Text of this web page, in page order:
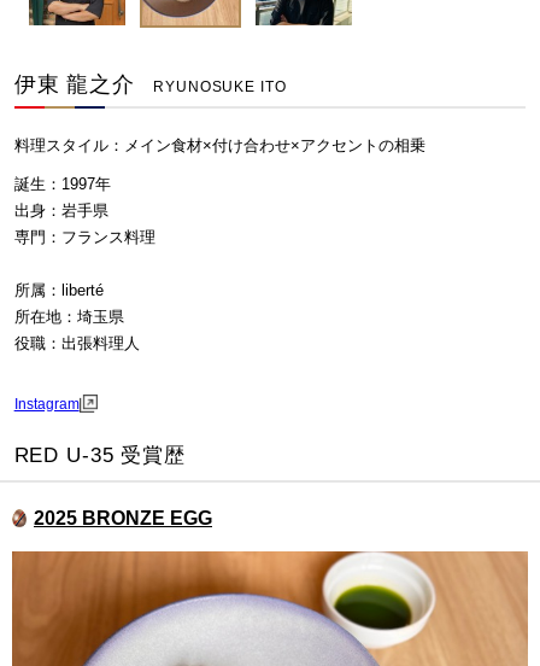
伊東 龍之介 RYUNOSUKE ITO
料理スタイル： メイン食材×付け合わせ×アクセントの相乗
誕生：1997年
出身：岩手県
専門：フランス料理
所属：liberté
所在地：埼玉県
役職：出張料理人
Instagram
RED U-35 受賞歴
2025 BRONZE EGG